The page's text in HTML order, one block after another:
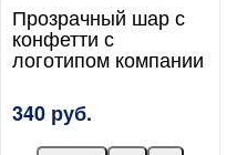
Прозрачный шар с
конфетти с
логотипом компании
340 руб.